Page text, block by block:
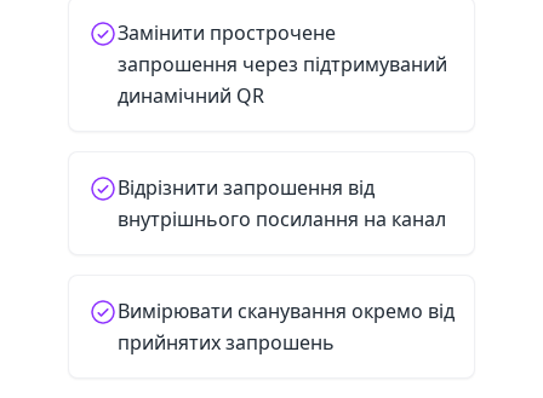
Замінити прострочене
запрошення через підтримуваний
динамічний QR
Відрізнити запрошення від
внутрішнього посилання на канал
Вимірювати сканування окремо від
прийнятих запрошень